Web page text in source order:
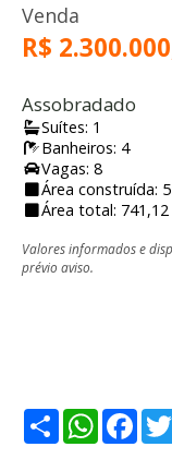
Venda
R$
Assobradado
Suítes: 1
Banheiros: 4
Vagas: 8
Área construída:
Área total: 741,12
Valores informados e
prévio aviso.
Share